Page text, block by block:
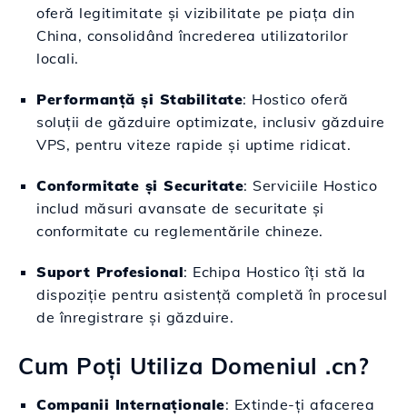
oferă legitimitate și vizibilitate pe piața din
China, consolidând încrederea utilizatorilor
locali.
Performanță și Stabilitate: Hostico oferă
soluții de găzduire optimizate, inclusiv găzduire
VPS, pentru viteze rapide și uptime ridicat.
Conformitate și Securitate: Serviciile Hostico
includ măsuri avansate de securitate și
conformitate cu reglementările chineze.
Suport Profesional: Echipa Hostico îți stă la
dispoziție pentru asistență completă în procesul
de înregistrare și găzduire.
Cum Poți Utiliza Domeniul .cn?
Companii Internaționale: Extinde-ți afacerea